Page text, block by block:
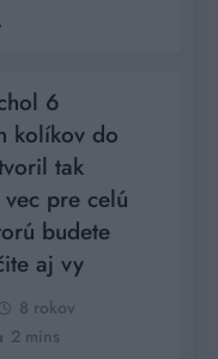
6
kolíkov do
tak
pre celú
budete
aj vy
8 rokov
2 mins